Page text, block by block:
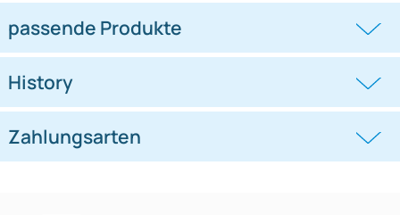
Lenkradfernbedienungsadapter